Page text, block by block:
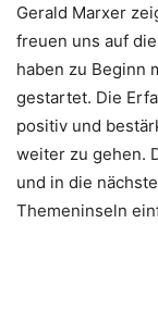
Gerald Marxer
freuen uns auf
haben zu Beginn
gestartet. Die
positiv und
weiter zu gehen.
und in die
Themeninseln